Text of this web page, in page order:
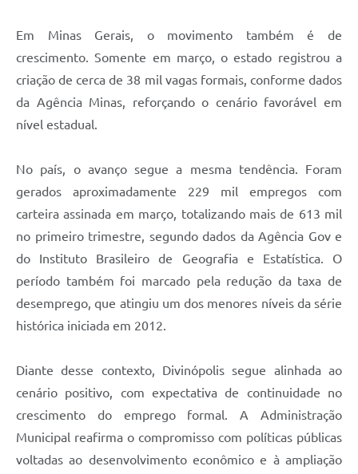
Em Minas Gerais, o movimento também é de
crescimento. Somente em março, o estado registrou a
criação de cerca de 38 mil vagas formais, conforme dados
da Agência Minas, reforçando o cenário favorável em
nível estadual.
No país, o avanço segue a mesma tendência. Foram
gerados aproximadamente 229 mil empregos com
carteira assinada em março, totalizando mais de 613 mil
no primeiro trimestre, segundo dados da Agência Gov e
do Instituto Brasileiro de Geografia e Estatística. O
período também foi marcado pela redução da taxa de
desemprego, que atingiu um dos menores níveis da série
histórica iniciada em 2012.
Diante desse contexto, Divinópolis segue alinhada ao
cenário positivo, com expectativa de continuidade no
crescimento do emprego formal. A Administração
Municipal reafirma o compromisso com políticas públicas
voltadas ao desenvolvimento econômico e à ampliação